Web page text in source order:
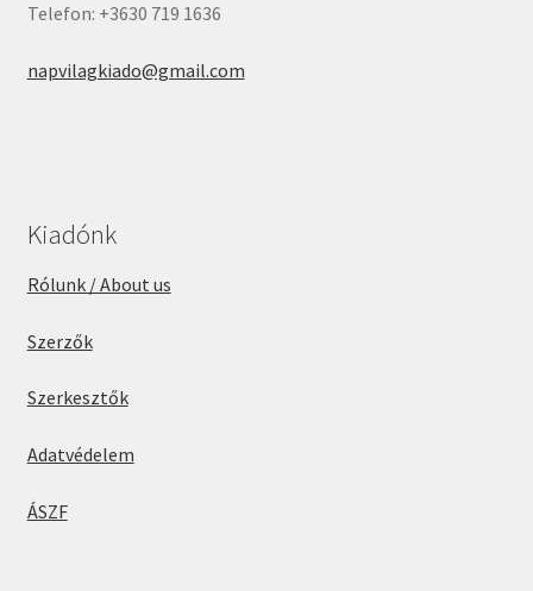
Telefon: +3630 719 1636
napvilagkiado@gmail.com
Kiadónk
Rólunk / About us
Szerzők
Szerkesztők
Adatvédelem
ÁSZF